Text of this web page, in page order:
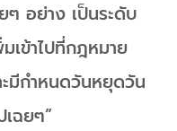
ๆ อย่าง เป็นระดับ
เข้าไปที่กฎหมาย
มีกำหนดวันหยุดวัน
ฉยๆ”